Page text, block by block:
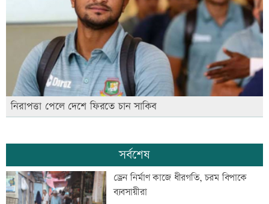
নিরাপত্তা পেলে দেশে ফিরতে চান সাকিব
সর্বশেষ
ড্রেন নির্মাণ কাজে ধীরগতি, চরম বিপাকে
ব্যবসায়ীরা